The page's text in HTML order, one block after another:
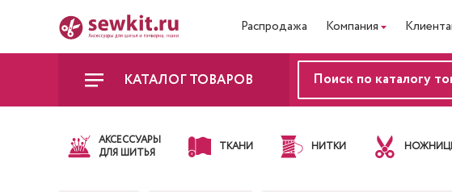
Распродажа Компания
КАТАЛОГ ТОВАРОВ
АКСЕССУАРЫ
ДЛЯ ШИТЬЯ
ТКАНИ НИТКИ